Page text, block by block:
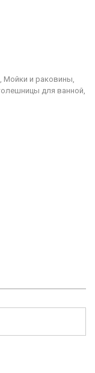
Мойки и раковины,
для ванной,